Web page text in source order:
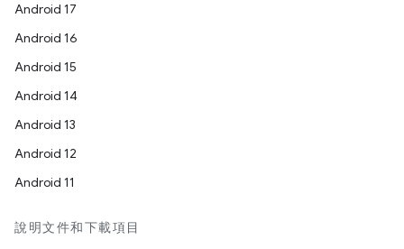
Android 17
Android 16
Android 15
Android 14
Android 13
Android 12
Android 11
說明文件和下載項目